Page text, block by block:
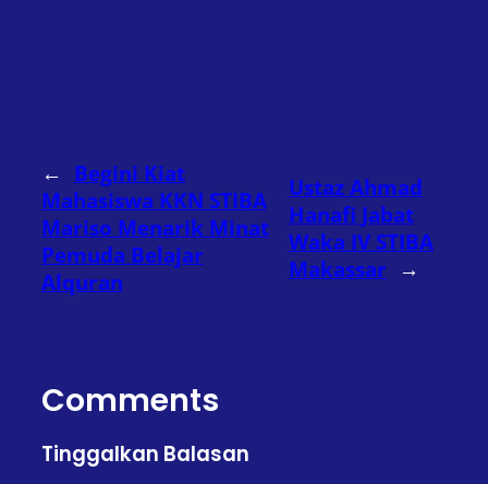
← Begini Kiat
Mahasiswa KKN STIBA
Mariso Menarik Minat
Pemuda Belajar
Alquran
Ustaz Ahmad
Hanafi Jabat
Waka IV STIBA
Makassar →
Comments
Tinggalkan Balasan